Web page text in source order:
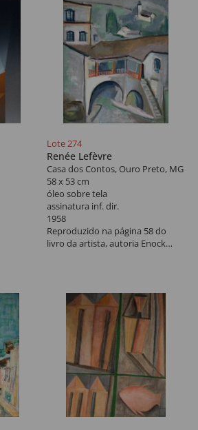
Lote 274
Renée Lefèvre
Casa dos Contos, Ouro Preto, MG
58 x 53 cm
óleo sobre tela
assinatura inf. dir.
1958
Reproduzido na página 58 do
livro da artista, autoria Enock